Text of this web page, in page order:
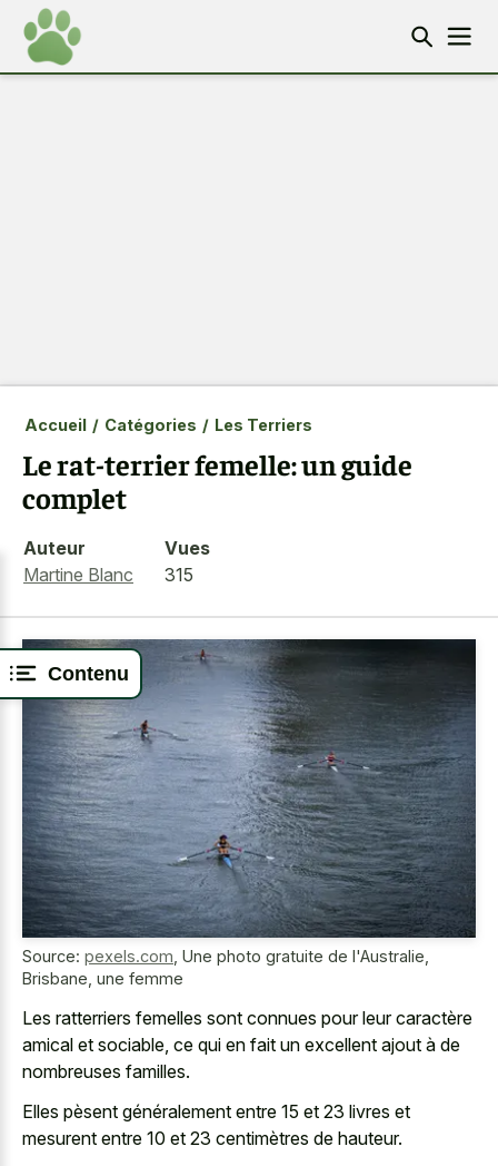
Contenu
Accueil / Catégories / Les Terriers
Le rat-terrier femelle: un guide
complet
Auteur
Martine Blanc
Vues
315
Source: pexels.com Une photo gratuite de l'Australie,
Brisbane, une femme
Les ratterriers femelles sont connues pour leur caractère
amical et sociable, ce qui en fait un excellent ajout à de
nombreuses familles.
Elles pèsent généralement entre 15 et 23 livres et
mesurent entre 10 et 23 centimètres de hauteur.